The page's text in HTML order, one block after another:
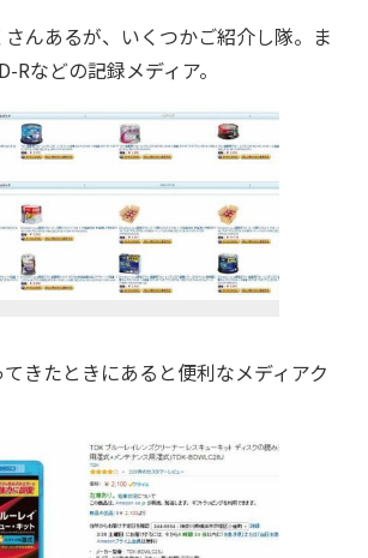
んあるが、いくつかご紹介し隊。ま
Rなどの記録メディア。
きたときにあると便利なメディアク